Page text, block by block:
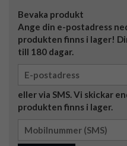
Bevaka produkt
Ange din e-postadress
produkten finns i lager!
till 180 dagar.
eller via SMS. Vi skickar
produkten finns i lager.